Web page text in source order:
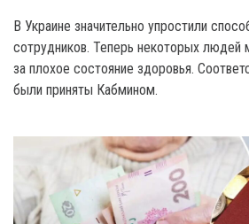
B Украине значительно упростили
сотрудников. Теперь некоторых людей
за плохое состояние здоровья.
были приняты Кабмином.